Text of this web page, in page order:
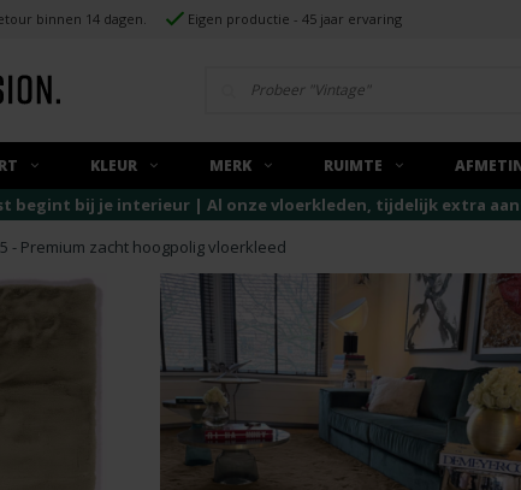
binnen 14 dagen. Eigen productie - 45 jaar ervaring
KLEUR MERK RUIMTE
begint bij je interieur | Al onze vloerkleden, tijdelijk extra
- Premium zacht hoogpolig vloerkleed